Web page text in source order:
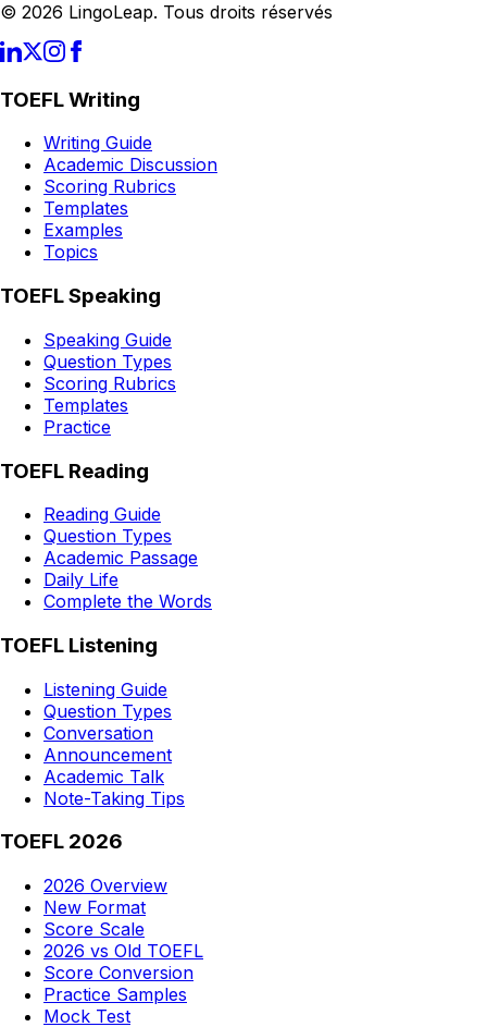
© 2026 LingoLeap. Tous droits réservés
TOEFL Writing
Writing Guide
Academic Discussion
Scoring Rubrics
Templates
Examples
Topics
TOEFL Speaking
Speaking Guide
Question Types
Scoring Rubrics
Templates
Practice
TOEFL Reading
Reading Guide
Question Types
Academic Passage
Daily Life
Complete the Words
TOEFL Listening
Listening Guide
Question Types
Conversation
Announcement
Academic Talk
Note-Taking Tips
TOEFL 2026
2026 Overview
New Format
Score Scale
2026 vs Old TOEFL
Score Conversion
Practice Samples
Mock Test